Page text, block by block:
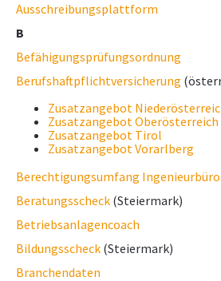
KONTAKT
NEWS
NICHT AMTLICHE
Ausschreibungsplattform
B
Befähigungsprüfungsordnung
Berufshaftpflichtversicherung
Zusatzangebot
Zusatzangebot Oberösterreich
Zusatzangebot Tirol
Zusatzangebot Vorarlberg
Berechtigungsumfang
Beratungsscheck (Steiermark)
Betriebsanlagencoach
Bildungsscheck (Steiermark)
Branchendaten